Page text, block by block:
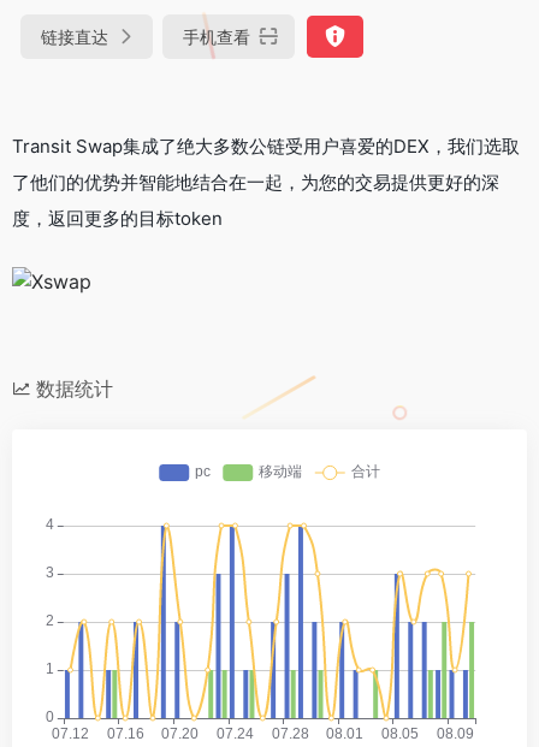
链接直达 手机查看
Transit Swap集成了绝大多数公链受用户喜爱的DEX，我们选取
了他们的优势并智能地结合在一起，为您的交易提供更好的深
度，返回更多的目标token
数据统计